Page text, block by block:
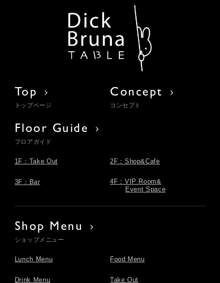
Top
トップページ
Concept
コンセプト
Floor Guide
フロアガイド
1F：Take Out 2F：Shop&Cafe
3F：Bar
4F：VIP Room&
Event Space
Shop Menu
ショップメニュー
Lunch Menu Food Menu
Drink Menu Take Out